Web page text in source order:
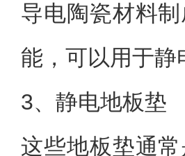
导电陶瓷材料
能，可以用于静
3、静电地板垫
这些地板垫通